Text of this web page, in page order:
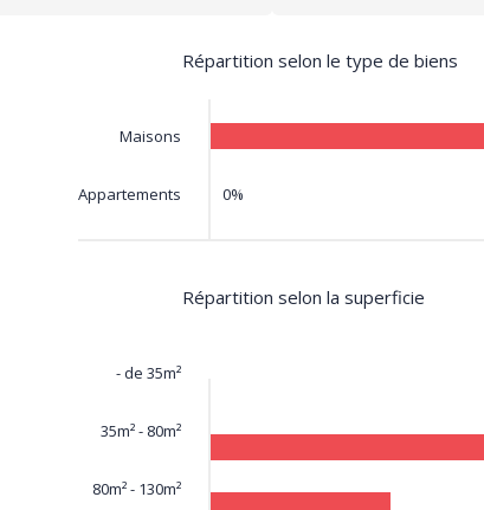
Répartition selon le type de biens
Maisons
Appartements 0%
Répartition selon la superficie
- de 35m²
35m² - 80m²
80m² - 130m²